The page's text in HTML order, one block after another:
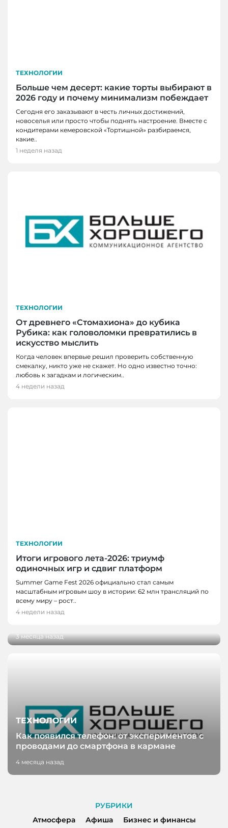
ТЕХНОЛОГИИ
Больше чем десерт: какие торты выбирают в
2026 году и почему минимализм побеждает
Сегодня его заказывают в честь личных достижений,
новоселья или просто чтобы поднять настроение. Вместе с
кондитерами кемеровской «Тортишной» разбираемся,
какие..
1 неделя назад
ТЕХНОЛОГИИ
От древнего «Стомахиона» до кубика
Рубика: как головоломки превратились в
искусство мыслить
Когда человек впервые решил проверить собственную
смекалку, никто уже не скажет. Но одно известно точно:
любовь к загадкам и логическим..
4 недели назад
ТЕХНОЛОГИИ
Итоги игрового лета-2026: триумф
одиночных игр и сдвиг платформ
Summer Game Fest 2026 официально стал самым
масштабным игровым шоу в истории: 62 млн трансляций по
всему миру – рост..
4 недели назад
НОВОСТИ, НОВОСТИ КЕМЕРОВО,
ТЕХНОЛОГИИ
Разработку кузбасских ученых внедрили на
производстве антибактериального
3 месяца назад
ТЕХНОЛОГИИ
Как появился телефон: от экспериментов с
проводами до смартфона в кармане
4 месяца назад
РУБРИКИ
Атмосфера
Афиша
Бизнес и финансы